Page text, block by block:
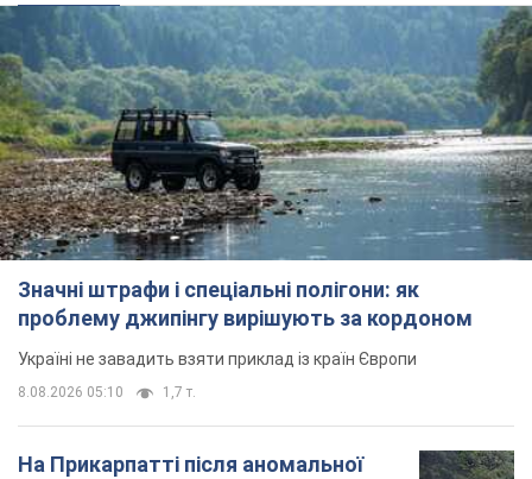
Значні штрафи і спеціальні полігони: як
проблему джипінгу вирішують за кордоном
Україні не завадить взяти приклад із країн Європи
8.08.2026 05:10 1,7 т.
На Прикарпатті після аномальної